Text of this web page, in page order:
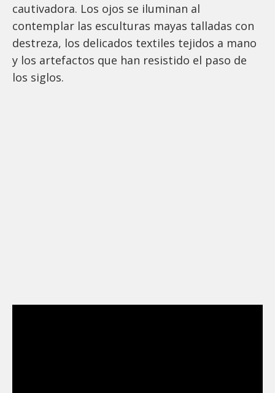
cautivadora. Los ojos se iluminan al
contemplar las esculturas mayas talladas con
destreza, los delicados textiles tejidos a mano
y los artefactos que han resistido el paso de
los siglos.